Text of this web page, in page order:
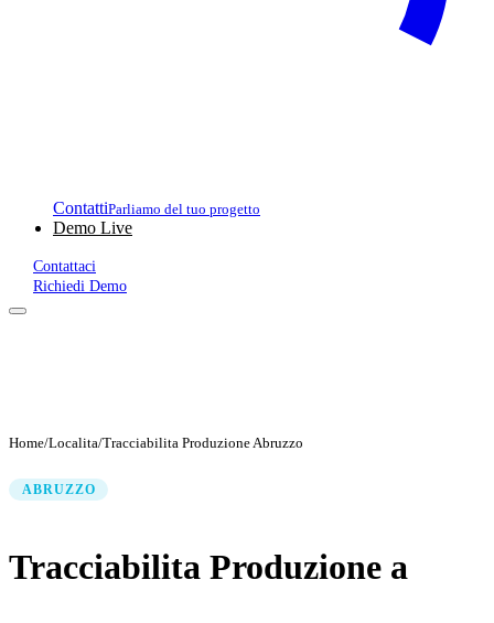
ContattiParliamo del tuo progetto
Demo Live
Contattaci
Richiedi Demo
Home/Localita/Tracciabilita Produzione Abruzzo
ABRUZZO
Tracciabilita Produzione a